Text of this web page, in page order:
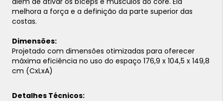
melhora a força e a definição da parte superior das
costas.
Dimensões:
Projetado com dimensões otimizadas para oferecer
máxima eficiência no uso do espaço 176,9 x 104,5 x 149,8
cm (CxLxA)
Detalhes Técnicos: